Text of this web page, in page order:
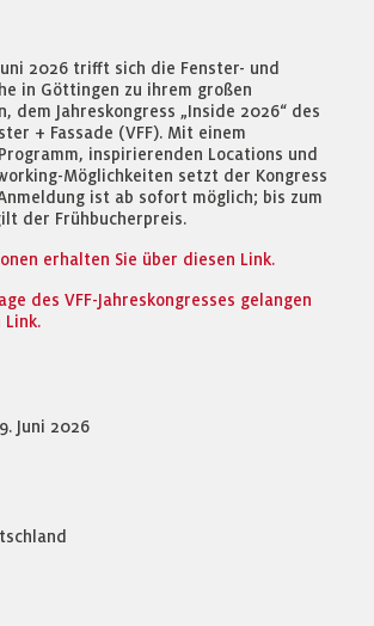
2026 trifft sich die Fenster- und
in Göttingen zu ihrem großen
dem Jahreskongress „Inside 2026“ des
+ Fassade (VFF). Mit einem
inspirierenden Locations und
Möglichkeiten setzt der Kongress
ist ab sofort möglich; bis zum
der Frühbucherpreis.
erhalten Sie über diesen Link.
des VFF-Jahreskongresses gelangen
Link.
Juni 2026